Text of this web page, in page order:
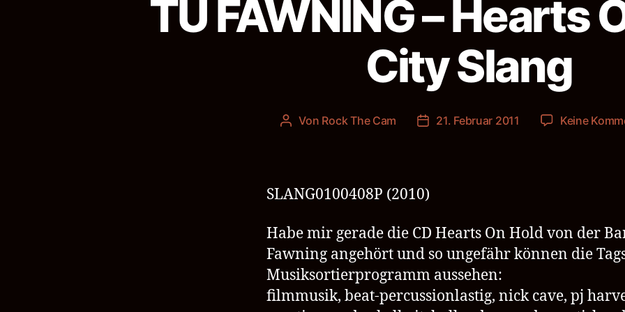
TU FAWNING – Hearts
City Slang
Beitragsautor
Von Rock The Cam Veröffentlichungsdatum
21. Februar 2011 Keine
SLANG0100408P (2010)
Habe mir gerade die CD Hearts On Hold von der
Fawning angehört und so ungefähr können die
Musiksortierprogramm aussehen:
filmmusik, beat-percussionlastig, nick cave, pj